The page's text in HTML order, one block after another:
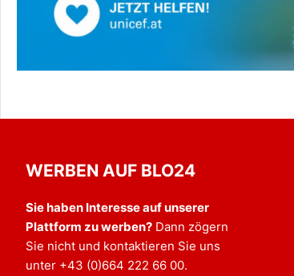
WERBEN AUF BLO24
Sie haben Interesse auf unserer
Plattform zu werben? Dann zögern
Sie nicht und kontaktieren Sie uns
unter +43 (0)664 222 66 00.